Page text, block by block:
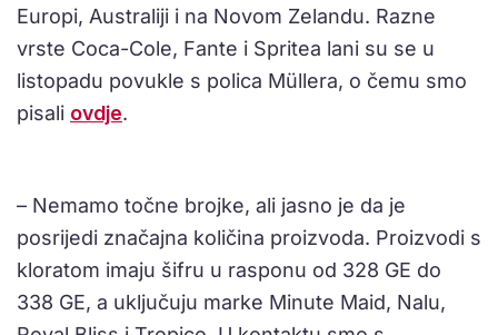
Europi, Australiji i na Novom Zelandu. Razne
vrste Coca-Cole, Fante i Spritea lani su se u
listopadu povukle s polica Müllera, o čemu smo
pisali ovdje.
– Nemamo točne brojke, ali jasno je da je
posrijedi značajna količina proizvoda. Proizvodi s
kloratom imaju šifru u rasponu od 328 GE do
338 GE, a uključuju marke Minute Maid, Nalu,